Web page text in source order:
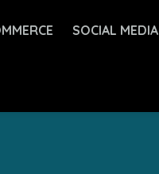
SOCIAL MEDIA